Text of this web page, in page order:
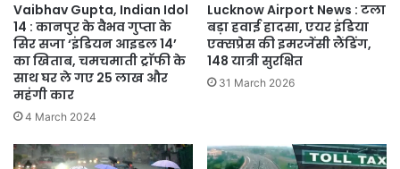
Vaibhav Gupta, Indian Idol
14 : कानपुर के वैभव गुप्ता के
सिर सजा ‘इंडियन आइडल 14’
का खिताब, चमचमाती ट्राॅफी के
साथ घर ले गए 25 लाख और
महंगी कार
4 March 2024
Lucknow Airport News : टला
बड़ा हवाई हादसा, एयर इंडिया
एक्सप्रेस की इमरजेंसी लैंडिंग,
148 यात्री सुरक्षित
31 March 2026